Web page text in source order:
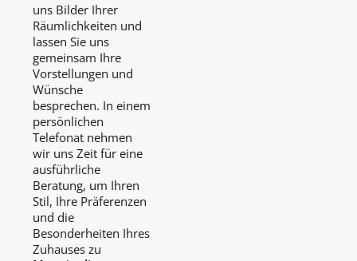
uns Bilder Ihrer
Räumlichkeiten und
lassen Sie uns
gemeinsam Ihre
Vorstellungen und
Wünsche
besprechen. In einem
persönlichen
Telefonat nehmen
wir uns Zeit für eine
ausführliche
Beratung, um Ihren
Stil, Ihre Präferenzen
und die
Besonderheiten Ihres
Zuhauses zu